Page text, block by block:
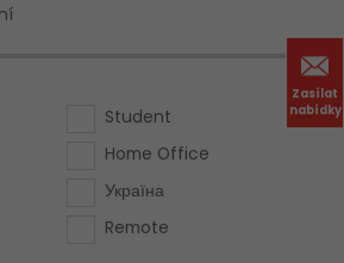
Zasílat
nabídky
Student
Home Office
Україна
Remote